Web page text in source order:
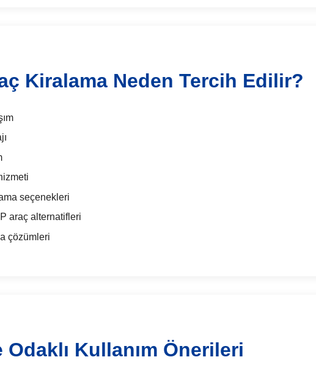
Kiralama Neden Tercih Edilir?
seçenekleri
araç alternatifleri
çözümleri
Kullanım Önerileri